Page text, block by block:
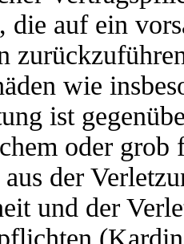
die auf ein
wie
ist
oder grob
aus der
und der